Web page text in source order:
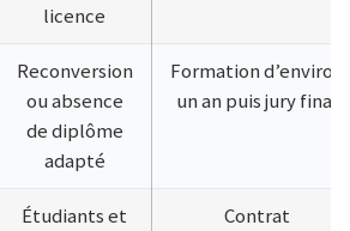
licence
Reconversion
ou absence
de diplôme
adapté
Formation d’environ
un an puis jury final
Étudiants et
Contrat